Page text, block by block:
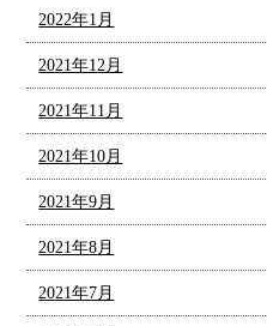
2022年1月
2021年12月
2021年11月
2021年10月
2021年9月
2021年8月
2021年7月